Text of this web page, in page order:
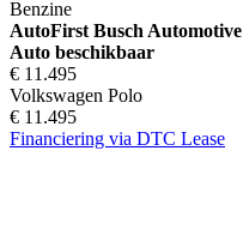
Benzine
AutoFirst Busch Automotive
Auto beschikbaar
€ 11.495
Volkswagen Polo
€ 11.495
Financiering via DTC Lease